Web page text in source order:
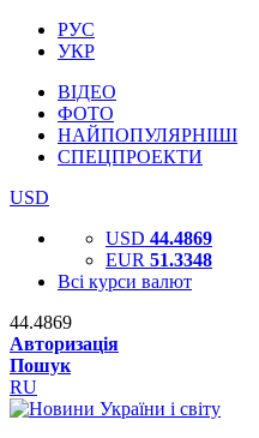
РУС
УКР
ВІДЕО
ФОТО
НАЙПОПУЛЯРНІШІ
СПЕЦПРОЕКТИ
USD
USD 44.4869
EUR 51.3348
Всі курси валют
44.4869
Авторизація
Пошук
RU